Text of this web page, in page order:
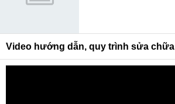
Video hướng dẫn, quy trình sửa chữa